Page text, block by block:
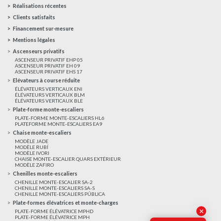
Réalisations récentes
Clients satisfaits
Financement sur-mesure
Mentions légales
Ascenseurs privatifs
ASCENSEUR PRIVATIF EHP 05
ASCENSEUR PRIVATIF EH 09
ASCENSEUR PRIVATIF EHS 17
Elévateurs à course réduite
ÉLÉVATEURS VERTICAUX ENI
ÉLÉVATEURS VERTICAUX BLM
ÉLÉVATEURS VERTICAUX BLE
Plate-forme monte-escaliers
PLATE-FORME MONTE-ESCALIERS HL6
PLATEFORME MONTE-ESCALIERS EA9
Chaise monte-escaliers
MODÈLE JADE
MODÈLE RUBÍ
MODÈLE IVORI
CHAISE MONTE-ESCALIER QUARS EXTÉRIEUR
MODÈLE ZAFIRO
Chenilles monte-escaliers
CHENILLE MONTE-ESCALIER SA-2
CHENILLE MONTE-ESCALIERS SA-S
CHENILLE MONTE-ESCALIERS PÚBLICA
Plate-formes élévatrices et monte-charges
PLATE-FORME ÉLÉVATRICE MPHD
PLATE-FORME ÉLÉVATRICE MPH
✕